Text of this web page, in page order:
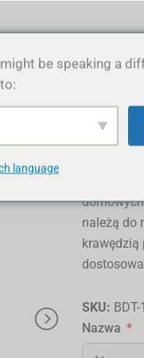
należą do
krawędzią
SKU: BDT-
Nazwa
be speaking a
language